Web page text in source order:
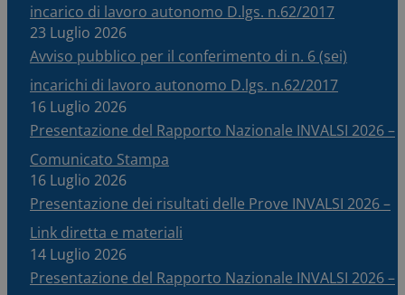
incarico di lavoro autonomo D.lgs. n.62/2017
23 Luglio 2026
Avviso pubblico per il conferimento di n. 6 (sei)
incarichi di lavoro autonomo D.lgs. n.62/2017
16 Luglio 2026
Presentazione del Rapporto Nazionale INVALSI 2026 –
Comunicato Stampa
16 Luglio 2026
Presentazione dei risultati delle Prove INVALSI 2026 –
Link diretta e materiali
14 Luglio 2026
Presentazione del Rapporto Nazionale INVALSI 2026 –